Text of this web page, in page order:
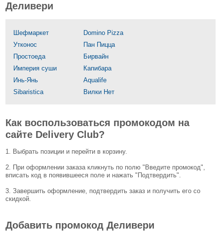
Деливери
Шефмаркет
Domino Pizza
Утконос
Пан Пицца
Простоеда
Бирвайн
Империя суши
Капибара
Инь-Янь
Aqualife
Sibaristica
Вилки Нет
Как воспользоваться промокодом на
сайте Delivery Club?
1. Выбрать позиции и перейти в корзину.
2. При оформлении заказа кликнуть по полю "Введите промокод",
вписать код в появившееся поле и нажать "Подтвердить".
3. Завершить оформление, подтвердить заказ и получить его со
скидкой.
Добавить промокод Деливери